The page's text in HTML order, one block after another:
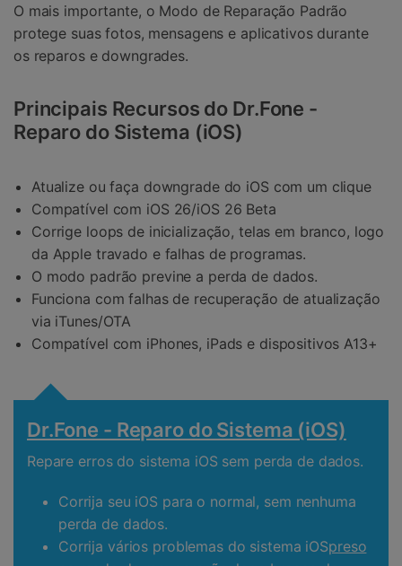
O mais importante, o Modo de Reparação Padrão
protege suas fotos, mensagens e aplicativos durante
os reparos e downgrades.
Principais Recursos do Dr.Fone -
Reparo do Sistema (iOS)
Atualize ou faça downgrade do iOS com um clique
Compatível com iOS 26/iOS 26 Beta
Corrige loops de inicialização, telas em branco, logo
da Apple travado e falhas de programas.
O modo padrão previne a perda de dados.
Funciona com falhas de recuperação de atualização
via iTunes/OTA
Compatível com iPhones, iPads e dispositivos A13+
Dr.Fone - Reparo do Sistema (iOS)
Repare erros do sistema iOS sem perda de dados.
Corrija seu iOS para o normal, sem nenhuma
perda de dados.
Corrija vários problemas do sistema iOSpreso